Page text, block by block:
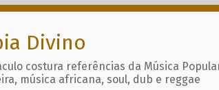
Divino
costura referências da Música
música africana, soul, dub e reggae